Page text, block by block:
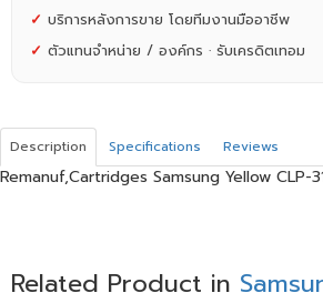
✓ บริการหลังการขาย โดยทีมงานมืออาชีพ
✓ ตัวแทนจำหน่าย / องค์กร · รับเครดิตเทอม
Description Specifications Reviews
Remanuf,Cartridges Samsung Yellow CLP-
Related Product in